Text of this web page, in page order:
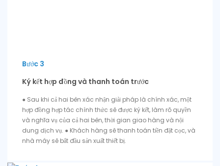
Bước 3
Ký kết hợp đồng và thanh toán trước
● Sau khi cả hai bên xác nhận giải pháp là chính xác, một
hợp đồng hợp tác chính thức sẽ được ký kết, làm rõ quyền
và nghĩa vụ của cả hai bên, thời gian giao hàng và nội
dung dịch vụ. ● Khách hàng sẽ thanh toán tiền đặt cọc, và
nhà máy sẽ bắt đầu sản xuất thiết bị.